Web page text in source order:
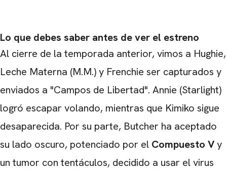
Lo que debes saber antes de ver el estreno
Al cierre de la temporada anterior, vimos a Hughie,
Leche Materna (M.M.) y Frenchie ser capturados y
enviados a "Campos de Libertad". Annie (Starlight)
logró escapar volando, mientras que Kimiko sigue
desaparecida. Por su parte, Butcher ha aceptado
su lado oscuro, potenciado por el Compuesto Vy
un tumor con tentáculos, decidido a usar el virus
CARREGANDO PUBLICIDADE